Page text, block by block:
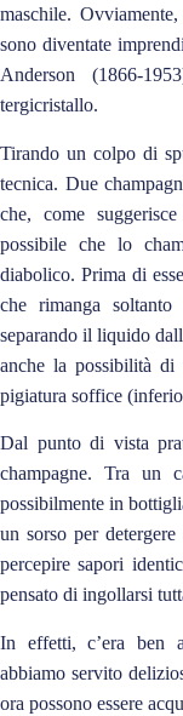
maschile.
sono diventate
Anderson (1866-
tergicristallo.
Tirando un colpo di
tecnica. Due
che, come
possibile che lo
diabolico. Prima di
che rimanga
separando il liquido
anche la possibilità di
pigiatura soffice
Dal punto di vista
champagne. Tra un
possibilmente in
un sorso per
percepire sapori
pensato di ingollarsi
In effetti, c’era ben
abbiamo servito
ora possono essere